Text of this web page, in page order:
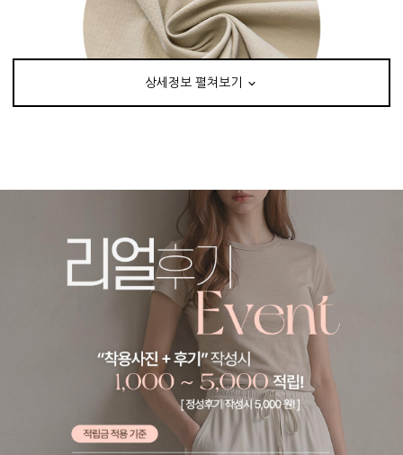
상세정보 펼쳐보기